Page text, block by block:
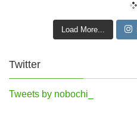
Load More...
Twitter
Tweets by nobochi_